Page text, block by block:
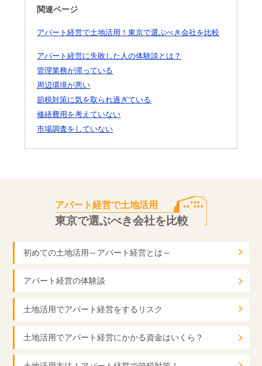
関連ページ
アパート経営で土地活用！東京で選ぶべき会社を比較
アパート経営に失敗した人の体験談とは？
管理業務が滞っている
周辺環境が悪い
節税対策に気を取られ過ぎている
修繕費用を考えていない
市場調査をしていない
アパート経営で土地活用
東京で選ぶべき会社を比較
初めての土地活用～アパート経営とは～
アパート経営の体験談
土地活用でアパート経営をするリスク
土地活用でアパート経営にかかる資金はいくら？